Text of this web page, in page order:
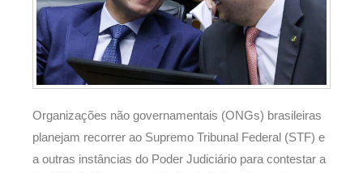
Organizações não governamentais (ONGs) brasileiras
planejam recorrer ao Supremo Tribunal Federal (STF) e
a outras instâncias do Poder Judiciário para contestar a